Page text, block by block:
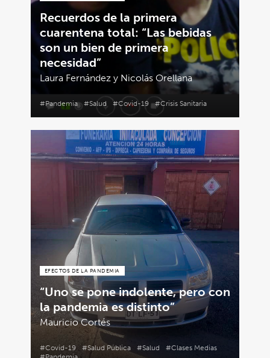
Recuerdos de la primera
cuarentena total: “Las bebidas
son un bien de primera
necesidad”
Laura Fernández y Nicolás Orellana
#Pandemia #Salud #Covid-19 #Crisis Sanitaria
EFECTOS DE LA PANDEMIA
“Uno se pone indolente, pero con
la pandemia es distinto”
Mauricio Cortés
#Covid-19 #Salud Pública #Salud
#Clases Medias